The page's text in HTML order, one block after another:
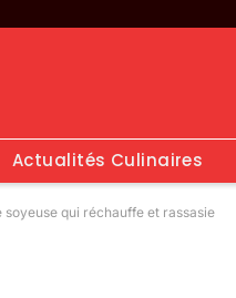
Actualités Culinaires
soyeuse qui réchauffe et rassasie